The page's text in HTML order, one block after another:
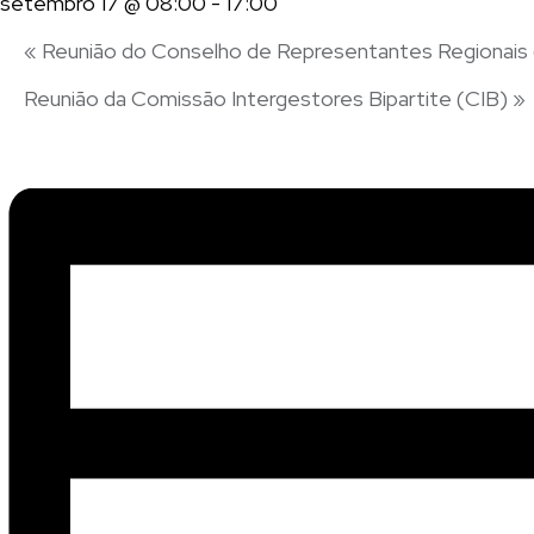
« Reunião do Conselho de Representantes
Reunião da Comissão Intergestores Bipartite (CIB) »